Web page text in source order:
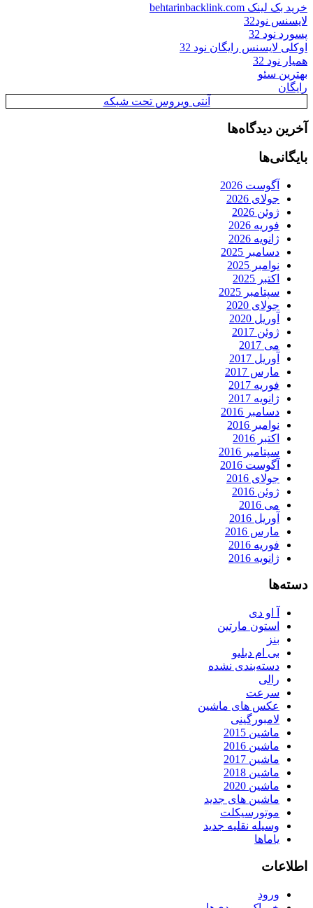
خرید بک لینک behtarinbacklink.com
لایسنس نود32
پسورد نود 32
اوکلی لایسنس رایگان نود 32
همیار نود 32
بهترین سئو
رایگان
آنتی ویروس تحت شبکه
آخرین دیدگاه‌ها
بایگانی‌ها
آگوست 2026
جولای 2026
ژوئن 2026
فوریه 2026
ژانویه 2026
دسامبر 2025
نوامبر 2025
اکتبر 2025
سپتامبر 2025
جولای 2020
آوریل 2020
ژوئن 2017
می 2017
آوریل 2017
مارس 2017
فوریه 2017
ژانویه 2017
دسامبر 2016
نوامبر 2016
اکتبر 2016
سپتامبر 2016
آگوست 2016
جولای 2016
ژوئن 2016
می 2016
آوریل 2016
مارس 2016
فوریه 2016
ژانویه 2016
دسته‌ها
آ او دی
استون مارتین
بنز
بی ام دبلیو
دسته‌بندی نشده
رالی
سرعت
عکس های ماشین
لامبورگینی
ماشین 2015
ماشین 2016
ماشین 2017
ماشین 2018
ماشین 2020
ماشین های جدید
موتورسیکلت
وسیله نقلیه جدید
یاماها
اطلاعات
ورود